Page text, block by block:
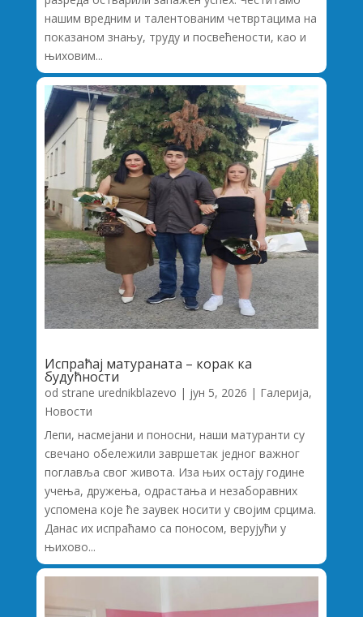
нашим вредним и талентованим четвртацима на
показаном знању, труду и посвећености, као и
њиховим...
Испраћај матураната – корак ка
будућности
od strane urednikblazevo | јун 5, 2026 | Галерија,
Новости
Лепи, насмејани и поносни, наши матуранти су
свечано обележили завршетак једног важног
поглавља свог живота. Иза њих остају године
учења, дружења, одрастања и незаборавних
успомена које ће заувек носити у својим срцима.
Данас их испраћамо са поносом, верујући у
њихово...